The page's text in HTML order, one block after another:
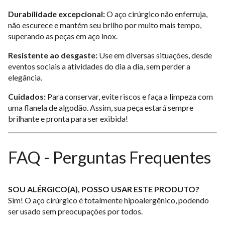
Durabilidade excepcional:O aço cirúrgico não enferruja,
não escurece e mantém seu brilho por muito mais tempo,
superando as peças em aço inox.
Resistente ao desgaste: Use em diversas situações, desde
eventos sociais a atividades do dia a dia, sem perder a
elegância.
Cuidados: Para conservar, evite riscos e faça a limpeza com
uma flanela de algodão. Assim, sua peça estará sempre
brilhante e pronta para ser exibida!
FAQ - Perguntas Frequentes
SOU ALÉRGICO(A), POSSO USAR ESTE PRODUTO?
Sim! O aço cirúrgico é totalmente hipoalergênico, podendo
ser usado sem preocupações por todos.